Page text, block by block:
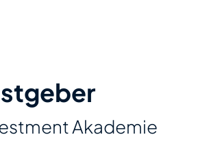
Akademie